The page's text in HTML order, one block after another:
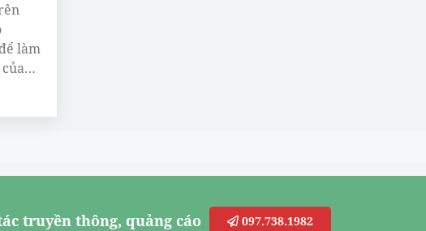
làm
truyền thông, quảng cáo 097.738.1982